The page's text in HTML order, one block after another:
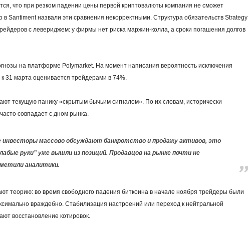
что при резком падении цены первой криптовалюты компания не сможет
в Santiment назвали эти сравнения некорректными. Структура обязательств Strategy
с левериджем: у фирмы нет риска маржин-колла, а сроки погашения долгов
на платформе Polymarket. На момент написания вероятность исключения
31 марта оценивается трейдерами в 74%.
текущую панику «скрытым бычьим сигналом». По их словам, исторически
совпадает с дном рынка.
инвесторы массово обсуждают банкротство и продажу активов, это
руки” уже вышли из позиций. Продавцов на рынке почти не
аналитики.
теорию: во время свободного падения биткоина в начале ноября трейдеры были
враждебно. Стабилизация настроений или переход к нейтральной
восстановление котировок.